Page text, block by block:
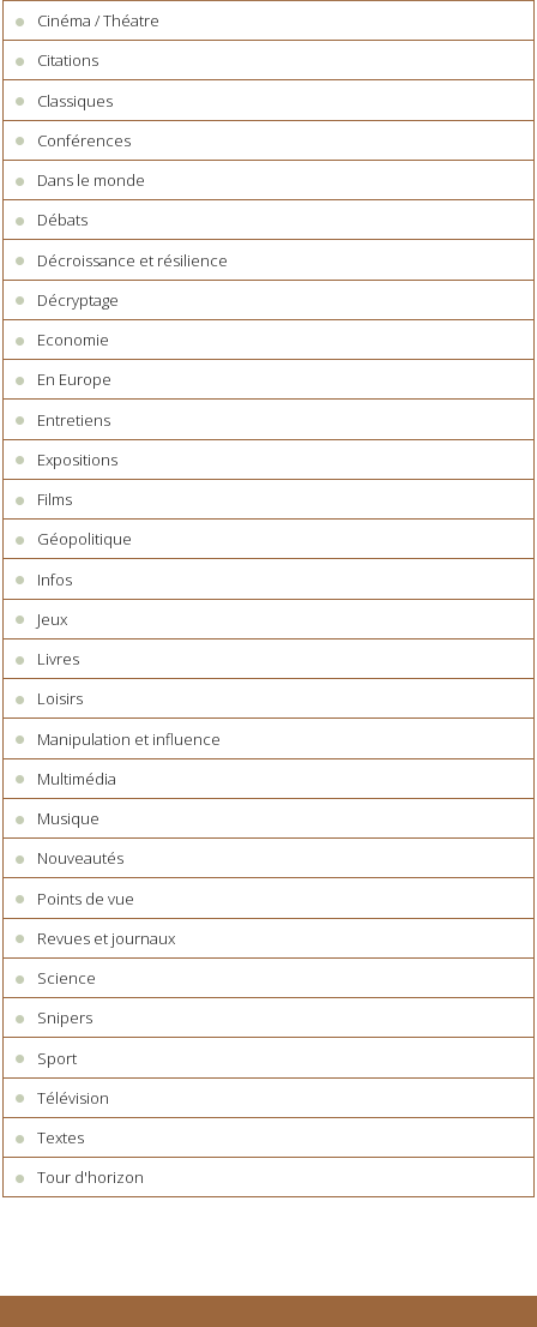
Cinéma / Théatre
Citations
Classiques
Conférences
Dans le monde
Débats
Décroissance et résilience
Décryptage
Economie
En Europe
Entretiens
Expositions
Films
Géopolitique
Infos
Jeux
Livres
Loisirs
Manipulation et influence
Multimédia
Musique
Nouveautés
Points de vue
Revues et journaux
Science
Snipers
Sport
Télévision
Textes
Tour d'horizon